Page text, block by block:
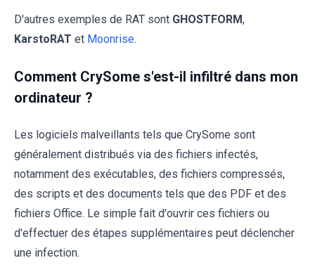
D'autres exemples de RAT sont GHOSTFORM,
KarstoRAT et Moonrise.
Comment CrySome s'est-il infiltré dans mon
ordinateur ?
Les logiciels malveillants tels que CrySome sont
généralement distribués via des fichiers infectés,
notamment des exécutables, des fichiers compressés,
des scripts et des documents tels que des PDF et des
fichiers Office. Le simple fait d'ouvrir ces fichiers ou
d'effectuer des étapes supplémentaires peut déclencher
une infection.